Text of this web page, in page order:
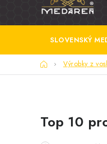
SLOVENSKÝ
DomovVýrobky z
o
Top 10